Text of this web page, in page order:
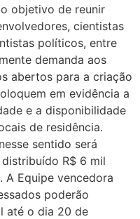
objetivo de reunir
cientistas
políticos, entre
demanda aos
abertos para a criação
em evidência a
e a disponibilidade
de residência.
sentido será
R$ 6 mil
A Equipe vencedora
poderão
até o dia 20 de